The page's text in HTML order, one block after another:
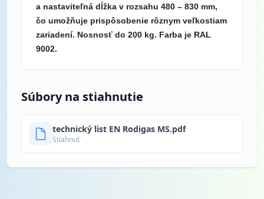
a nastaviteľná dĺžka v rozsahu 480 – 830 mm,
čo umožňuje prispôsobenie rôznym veľkostiam
zariadení. Nosnosť do 200 kg. Farba je RAL
9002.
Súbory na stiahnutie
technický list EN Rodigas MS.pdf
Stiahnuť